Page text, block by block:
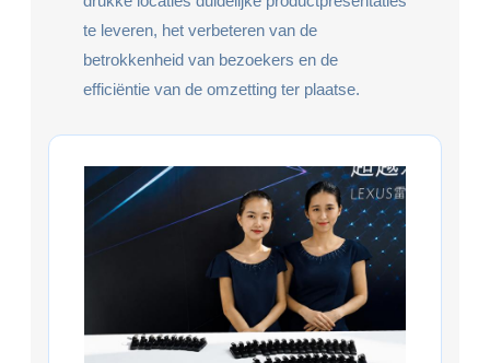
te leveren, het verbeteren van de
betrokkenheid van bezoekers en de
efficiëntie van de omzetting ter plaatse.